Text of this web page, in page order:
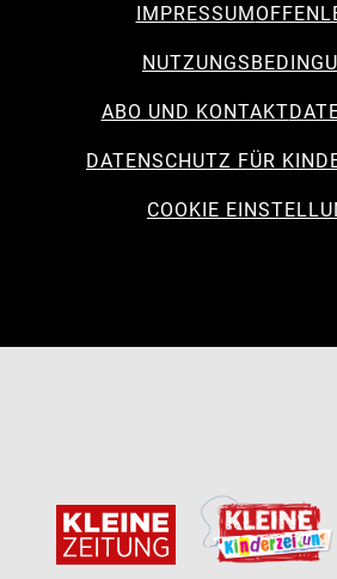
IMPRESSUM
ABO UND KONTAKT
DATENSCHUTZ FÜR
COOKIE